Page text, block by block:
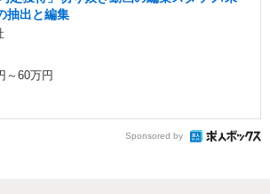
抽出と編集
～60万円
Sponsored by